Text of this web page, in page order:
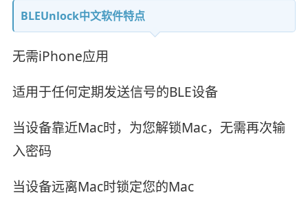
BLEUnlock中文软件特点
无需iPhone应用
适用于任何定期发送信号的BLE设备
当设备靠近Mac时，为您解锁Mac，无需再次输
入密码
当设备远离Mac时锁定您的Mac